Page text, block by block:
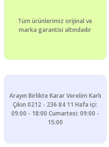
Ürün fiyatı diğer sitelerden
Tüm ürünlerimiz orijinal ve
marka garantisi altındadır
Arayın Birlikte Karar Verelim Karlı
Çıkın 0212 - 236 84 11 Hafa içi:
09:00 - 18:00 Cumartesi: 09:00 -
15:00